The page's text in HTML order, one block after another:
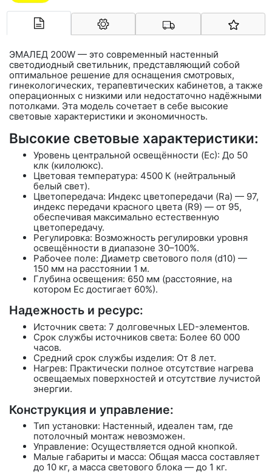
Арконт-Мед
ЭМАЛЕД 200W — это современный настенный
светодиодный светильник, представляющий собой
оптимальное решение для оснащения смотровых,
гинекологических, терапевтических кабинетов, а также
операционных с низкими или недостаточно надёжными
потолками. Эта модель сочетает в себе высокие
световые характеристики и экономичность.
Высокие световые характеристики:
Уровень центральной освещённости (Ec): До 50
клк (килолюкс).
Цветовая температура: 4500 К (нейтральный
белый свет).
Цветопередача: Индекс цветопередачи (Ra) — 97,
индекс передачи красного цвета (R9) — от 95,
обеспечивая максимально естественную
цветопередачу.
Регулировка: Возможность регулировки уровня
освещённости в диапазоне 30–100%.
Рабочее поле: Диаметр светового поля (d10) —
150 мм на расстоянии 1 м.
Глубина освещения: 650 мм (расстояние, на
котором Ec достигает 60%).
Надежность и ресурс:
Источник света: 7 долговечных LED-элементов.
Срок службы источников света: Более 60 000
часов.
Средний срок службы изделия: От 8 лет.
Нагрев: Практически полное отсутствие нагрева
освещаемых поверхностей и отсутствие лучистой
энергии.
Конструкция и управление:
Тип установки: Настенный, идеален там, где
потолочный монтаж невозможен.
Управление: Осуществляется одной кнопкой.
Малые габариты и масса: Общая масса составляет
до 10 кг, а масса светового блока — до 1 кг.